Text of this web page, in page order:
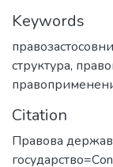
Keywords
структура,
Citation
Правова